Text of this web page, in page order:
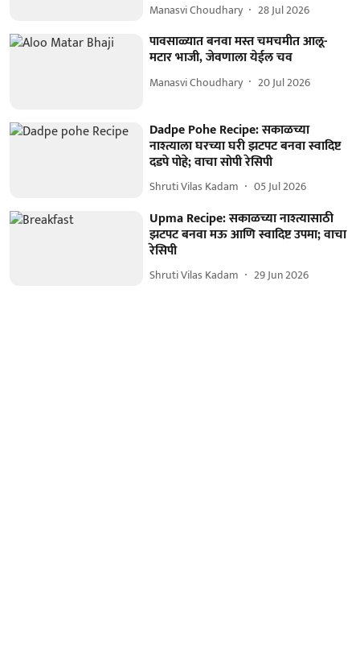
Manasvi Choudhary 28 Jul 2026
पावसाळ्यात बनवा मस्त चमचमीत आलू-
मटार भाजी, जेवणाला येईल चव
Manasvi Choudhary 20 Jul 2026
Dadpe Pohe Recipe: सकाळच्या
नाश्त्याला घरच्या घरी झटपट बनवा स्वादिष्ट
दडपे पोहे; वाचा सोपी रेसिपी
Shruti Vilas Kadam 05 Jul 2026
Upma Recipe: सकाळच्या नाश्त्यासाठी
झटपट बनवा मऊ आणि स्वादिष्ट उपमा; वाचा
रेसिपी
Shruti Vilas Kadam 29 Jun 2026